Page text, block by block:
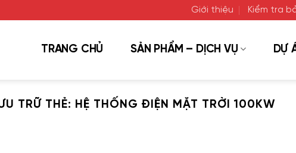
Giới thiệu Kiểm tra
TRANG CHỦ SẢN PHẨM – DỊCH VỤ DỰ
TRỮ THẺ: HỆ THỐNG ĐIỆN MẶT TRỜI 100KW